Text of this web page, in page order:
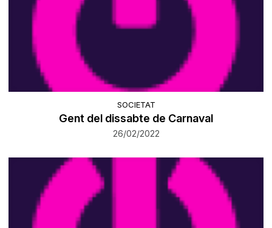
SOCIETAT
Gent del dissabte de Carnaval
26/02/2022